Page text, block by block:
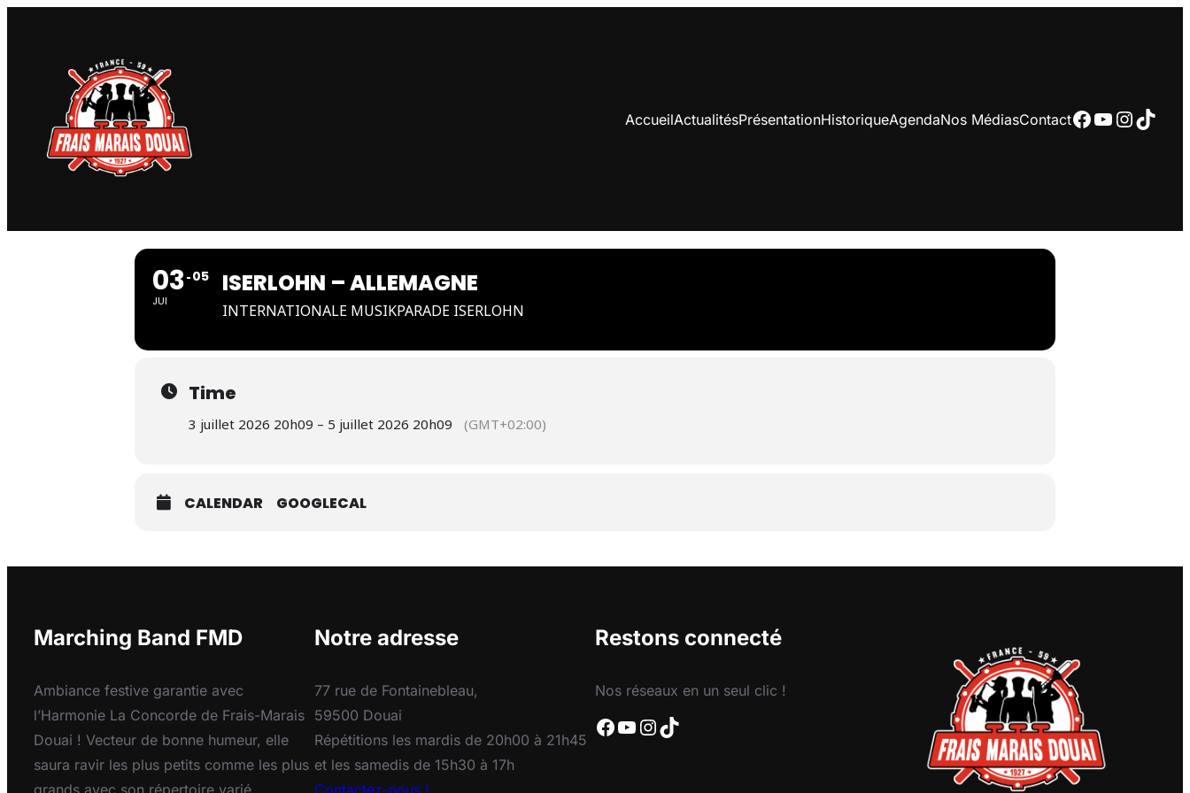
AccueilActualitésPrésentationHistoriqueAgendaNos MédiasContactFacebook
YouTube
03
JUI
05 ISERLOHN – ALLEMAGNE
INTERNATIONALE MUSIKPARADE ISERLOHN
Time
3 juillet 2026 20h09 – 5 juillet 2026 20h09 (GMT+02:00)
CALENDAR GOOGLECAL
Marching Band FMD
Ambiance festive garantie avec
l’Harmonie La Concorde de Frais-Marais
Douai ! Vecteur de bonne humeur, elle
saura ravir les plus petits comme les plus
grands avec son répertoire varié,
Notre adresse
77 rue de Fontainebleau,
59500 Douai
Répétitions les mardis de 20h00 à 21h45
et les samedis de 15h30 à 17h
Contactez-nous !
Restons connecté
Nos réseaux en un seul clic !
Facebook YouTube InstagramTikTok